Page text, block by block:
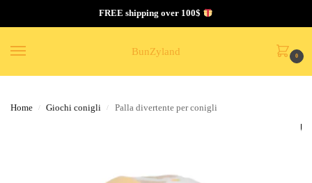
FREE shipping over 100$
BunZyland 0
Home / Giochi conigli / Palla divertente per conigli